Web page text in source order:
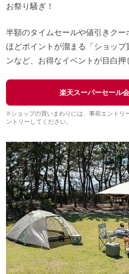
お祭り騒ぎ！
半額のタイムセールや値引きクー
ほどポイントが溜まる「ショッ
ンなど、お得なイベントが目白押
楽天スーパーセール
※ショップの買いまわりには、事前エントリ
ントリーしてください。